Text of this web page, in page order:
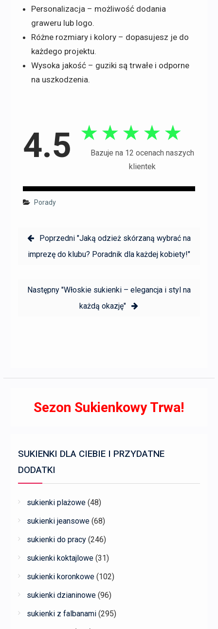
Personalizacja – możliwość dodania
graweru lub logo.
Różne rozmiary i kolory – dopasujesz je do
każdego projektu.
Wysoka jakość – guziki są trwałe i odporne
na uszkodzenia.
4.5 ★ ★ ★ ★ ★
Bazuje na 12 ocenach naszych
klientek
Porady
wpisuPoprzedni Poprzedni:
"Jaką odzież skórzaną wybrać na
imprezę do klubu? Poradnik dla każdej kobiety!"
Następny Następny:
"Włoskie sukienki – elegancja i styl na
każdą okazję"
Sezon Sukienkowy Trwa!
SUKIENKI DLA CIEBIE I PRZYDATNE
DODATKI
sukienki plażowe (48)
sukienki jeansowe (68)
sukienki do pracy (246)
sukienki koktajlowe (31)
sukienki koronkowe (102)
sukienki dzianinowe (96)
sukienki z falbanami (295)